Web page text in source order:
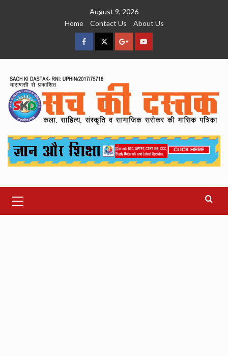
August 9, 2026
Home
Contact Us About Us
facebookTwitterGoogleYouTube
Menu